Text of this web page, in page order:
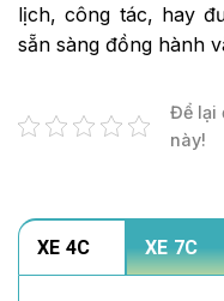
lịch, công tác, hay
sẵn sàng đồng hành
Để lại
này!
XE 4C XE 7C